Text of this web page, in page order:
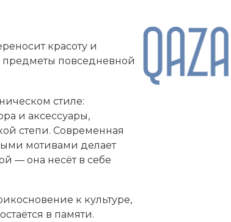
красоту и
предметы повседневной
стиле:
и аксессуары,
степи. Современная
мотивами делает
— она несёт в себе
к культуре,
в памяти.